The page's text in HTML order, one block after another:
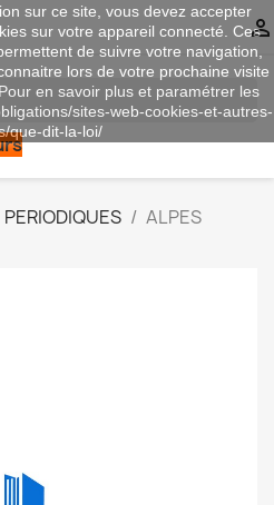

PERIODIQUES
ALPES
sur ce site, vous devez accepter
sur votre appareil connecté. Ces
de suivre votre navigation,
lors de votre prochaine visite
en savoir plus et paramétrer les
sites-web-cookies-et-autres-
que-dit-la-loi/